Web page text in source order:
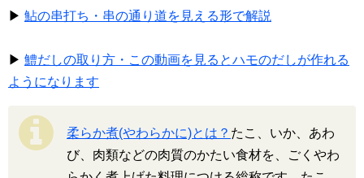
▶ 鮎の串打ち・串の通り道を見える形で解説
▶ 鱧だしの取り方・この動画を見るとハモのだしが作れる
ようになります
柔らか煮(やわらかに)とは？ たこ、いか、あわ
び、肉類などの肉質のかたい食材を、ごくやわ